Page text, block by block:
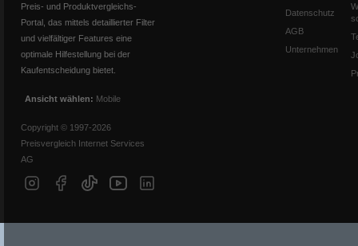
Preis- und Produktvergleichs-
Portal, das mittels detaillierter Filter
und vielfältiger Features eine
optimale Hilfestellung bei der
Kaufentscheidung bietet.
Ansicht wählen: Mobile
Copyright © 1997-2026
Preisvergleich Internet Services
AG
Datenschutz
AGB
Unternehmen